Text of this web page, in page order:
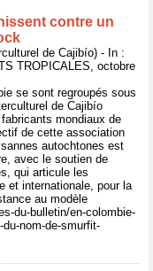
contre un
de Cajibío) - In :
TROPICALES, octobre
se sont regroupés sous
de Cajibío
mondiaux de
de cette association
autochtones est
avec le soutien de
qui articule les
et internationale, pour la
au modèle
du-bulletin/en-colombie-
nom-de-smurfit-